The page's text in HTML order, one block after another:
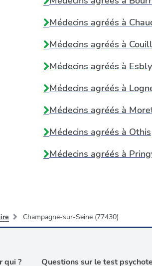
Médecins agréés à
Médecins agréés à
Médecins agréés à Esbly
Médecins agréés à
Médecins agréés à
Médecins agréés à Othis
Médecins agréés à
Champagne-sur-Seine (77430)
qui ? Questions sur le test